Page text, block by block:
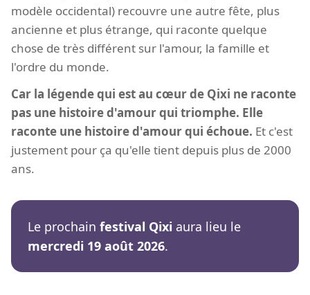
modèle occidental) recouvre une autre fête, plus
ancienne et plus étrange, qui raconte quelque
chose de très différent sur l'amour, la famille et
l'ordre du monde.
Car la légende qui est au cœur de Qixi ne raconte
pas une histoire d'amour qui triomphe. Elle
raconte une histoire d'amour qui échoue. Et c'est
justement pour ça qu'elle tient depuis plus de 2000
ans.
Le prochain festival Qixi aura lieu le
mercredi 19 août 2026.